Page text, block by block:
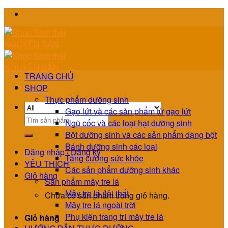
Skip
to
content
Tìm
Đăng nhập / Đăng ký
YÊU THÍCH
Giỏ hàng
Chưa có sản phẩm trong giỏ hàng.
Giỏ hàng
TRANG CHỦ
SHOP
Thực phẩm dưỡng sinh
Gạo lứt và các sản phẩm từ gạo lứt
Ngũ cốc và các loại hạt dưỡng sinh
Bột dưỡng sinh và các sản phẩm dạng bột
Bánh dưỡng sinh các loại
Tăng cường sức khỏe
Các sản phẩm dưỡng sinh khác
Sản phẩm mây tre lá
Mây tre lá nội thất
Mây tre lá ngoài trời
Phụ kiện trang trí mây tre lá